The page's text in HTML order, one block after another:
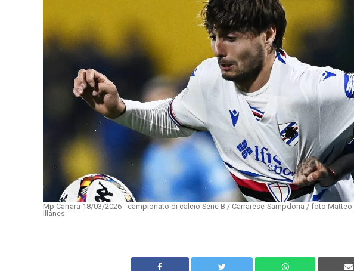
Mp Carrara 18/03/2026 - campionato di calcio Serie B / Carrarese-Sampdoria / foto
Illanes